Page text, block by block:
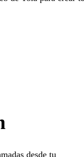
desde tu